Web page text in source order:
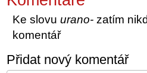
Ke slovuurano- zatím
komentář
Přidat nový komentář